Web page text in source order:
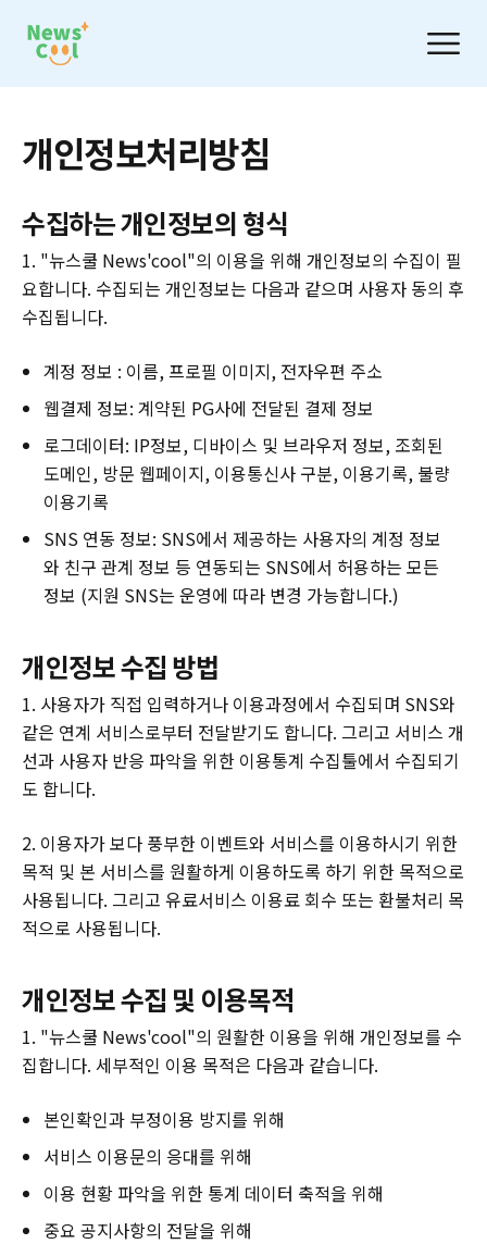
개인정보처리방침
수집하는 개인정보의 형식
1. "뉴스쿨 News'cool"의 이용을 위해 개인정보의 수집이 필
요합니다. 수집되는 개인정보는 다음과 같으며 사용자 동의 후
수집됩니다.
계정 정보 : 이름, 프로필 이미지, 전자우편 주소
웹결제 정보: 계약된 PG사에 전달된 결제 정보
로그데이터: IP정보, 디바이스 및 브라우저 정보, 조회된
도메인, 방문 웹페이지, 이용통신사 구분, 이용기록, 불량
이용기록
SNS 연동 정보: SNS에서 제공하는 사용자의 계정 정보
와 친구 관계 정보 등 연동되는 SNS에서 허용하는 모든
정보 (지원 SNS는 운영에 따라 변경 가능합니다.)
개인정보 수집 방법
1. 사용자가 직접 입력하거나 이용과정에서 수집되며 SNS와
같은 연계 서비스로부터 전달받기도 합니다. 그리고 서비스 개
선과 사용자 반응 파악을 위한 이용통계 수집툴에서 수집되기
도 합니다.
2. 이용자가 보다 풍부한 이벤트와 서비스를 이용하시기 위한
목적 및 본 서비스를 원활하게 이용하도록 하기 위한 목적으로
사용됩니다. 그리고 유료서비스 이용료 회수 또는 환불처리 목
적으로 사용됩니다.
개인정보 수집 및 이용목적
1. "뉴스쿨 News'cool"의 원활한 이용을 위해 개인정보를 수
집합니다. 세부적인 이용 목적은 다음과 같습니다.
본인확인과 부정이용 방지를 위해
서비스 이용문의 응대를 위해
이용 현황 파악을 위한 통계 데이터 축적을 위해
중요 공지사항의 전달을 위해